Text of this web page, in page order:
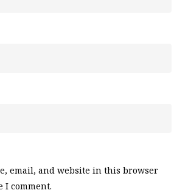
email, and website in this browser
I comment.